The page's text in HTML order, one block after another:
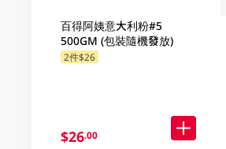
百得阿姨意大利粉#5
500GM (包裝隨機發放)
2件$26
$26.00